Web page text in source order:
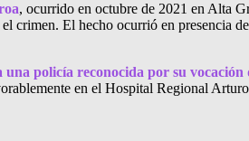
, ocurrido en octubre de 2021 en Alta
crimen. El hecho ocurrió en presencia
policía reconocida por su vocación
en el Hospital Regional